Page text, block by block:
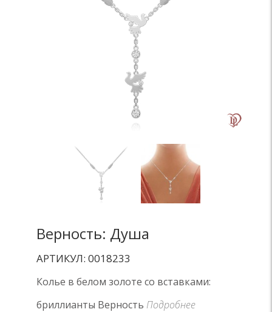
Верность: Душа
АРТИКУЛ: 0018233
Колье в белом золоте со вставками:
бриллианты Верность Подробнее